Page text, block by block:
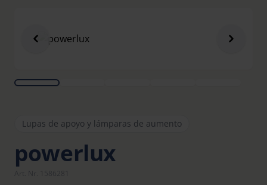
Lupas de apoyo y lámparas de aumento
powerlux